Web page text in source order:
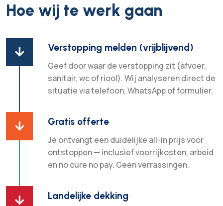
Hoe wij te werk gaan
 Verstopping melden (vrijblijvend)
Geef door waar de verstopping zit (afvoer,
sanitair, wc of riool). Wij analyseren direct de
situatie via telefoon, WhatsApp of formulier.
 Gratis offerte
Je ontvangt een duidelijke all-in prijs voor
ontstoppen — inclusief voorrijkosten, arbeid
en no cure no pay. Geen verrassingen.
 Landelijke dekking